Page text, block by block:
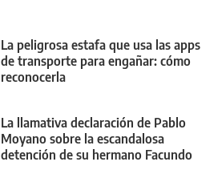
La peligrosa estafa que usa las apps
de transporte para engañar: cómo
reconocerla
La llamativa declaración de Pablo
Moyano sobre la escandalosa
detención de su hermano Facundo